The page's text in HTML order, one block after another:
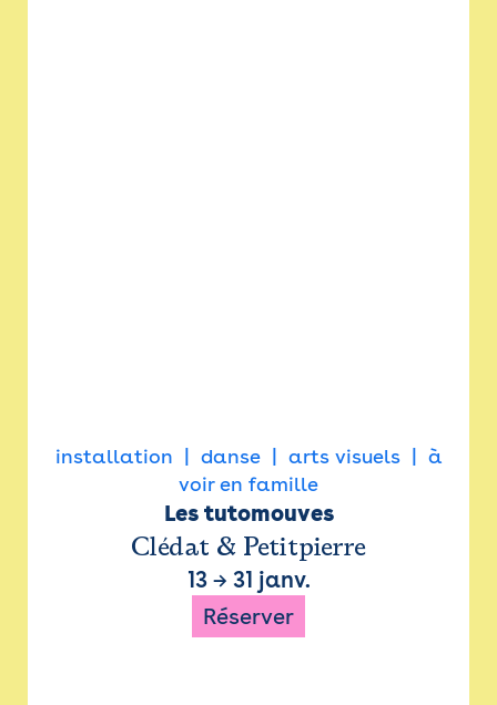
installation danse arts visuels
à
voir en famille
Les tutomouves
Clédat & Petitpierre
13→ 31 janv.
Réserver